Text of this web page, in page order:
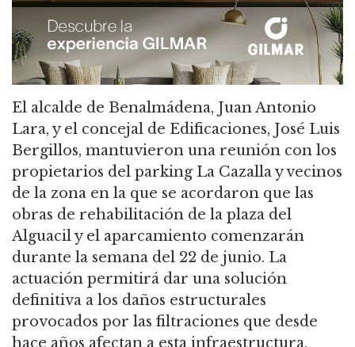
El alcalde de Benalmádena, Juan Antonio
Lara, y el concejal de Edificaciones, José Luis
Bergillos, mantuvieron una reunión con los
propietarios del parking La Cazalla y vecinos
de la zona en la que se acordaron que las
obras de rehabilitación de la plaza del
Alguacil y el aparcamiento comenzarán
durante la semana del 22 de junio. La
actuación permitirá dar una solución
definitiva a los daños estructurales
provocados por las filtraciones que desde
hace años afectan a esta infraestructura.